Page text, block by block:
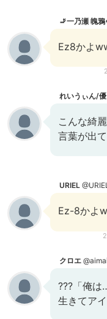
🚬一乃瀬 魄鴉
Ez8かよ
れいうぃん/
こんな綺
言葉が出
URIEL
Ez-8かよ
クロエ
???「俺
生きてア